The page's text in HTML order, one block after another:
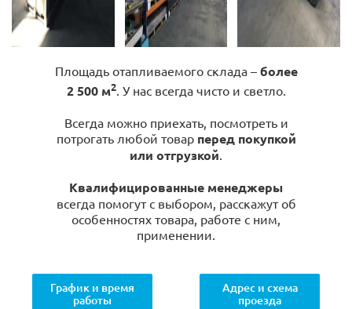
Площадь отапливаемого склада – более
2 500 м2. У нас всегда чисто и светло.
Всегда можно приехать, посмотреть и
потрогать любой товар перед покупкой
или отгрузкой.
Квалифицированные менеджеры
всегда помогут с выбором, расскажут об
особенностях товара, работе с ним,
применении.
График и время
работы
Адрес и схема
проезда